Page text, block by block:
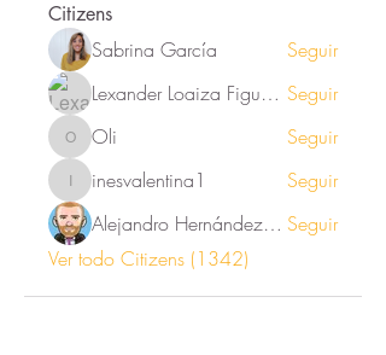
Citizens
Sabrina García
Seguir
Lexander Loaiza Figueroa Seguir
Oli Oli Seguir
inesvalentina1
inesvalentina1
Seguir
Alejandro Hernández Renner Seguir
Ver todo Citizens (1342)